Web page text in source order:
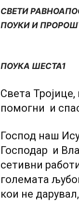
СВЕТИ
ПОУКИ И
ПОУКА ШЕСТА1
Света
помогни и
Господ наш
Господар и
сетивни
големата
кои не